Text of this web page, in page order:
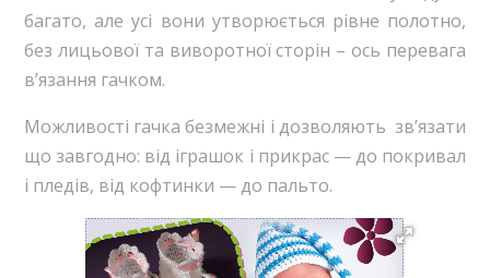
багато, але усі вони утворюється рівне полотно,
без лицьової та виворотної сторін – ось перевага
в’язання гачком.
Можливості гачка безмежні і дозволяють зв’язати
що завгодно: від іграшок і прикрас — до покривал
і пледів, від кофтинки — до пальто.